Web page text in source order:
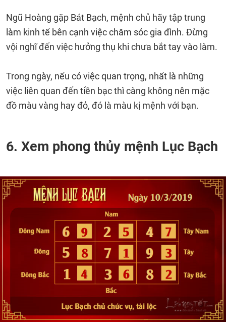
Ngũ Hoàng gặp Bát Bạch, mệnh chủ hãy tập trung
làm kinh tế bên cạnh việc chăm sóc gia đình. Đừng
vội nghĩ đến việc hưởng thụ khi chưa bắt tay vào làm.
Trong ngày, nếu có việc quan trọng, nhất là những
việc liên quan đến tiền bạc thì càng không nên mặc
đồ màu vàng hay đỏ, đó là màu kị mệnh với bạn.
6. Xem phong thủy mệnh Lục Bạch